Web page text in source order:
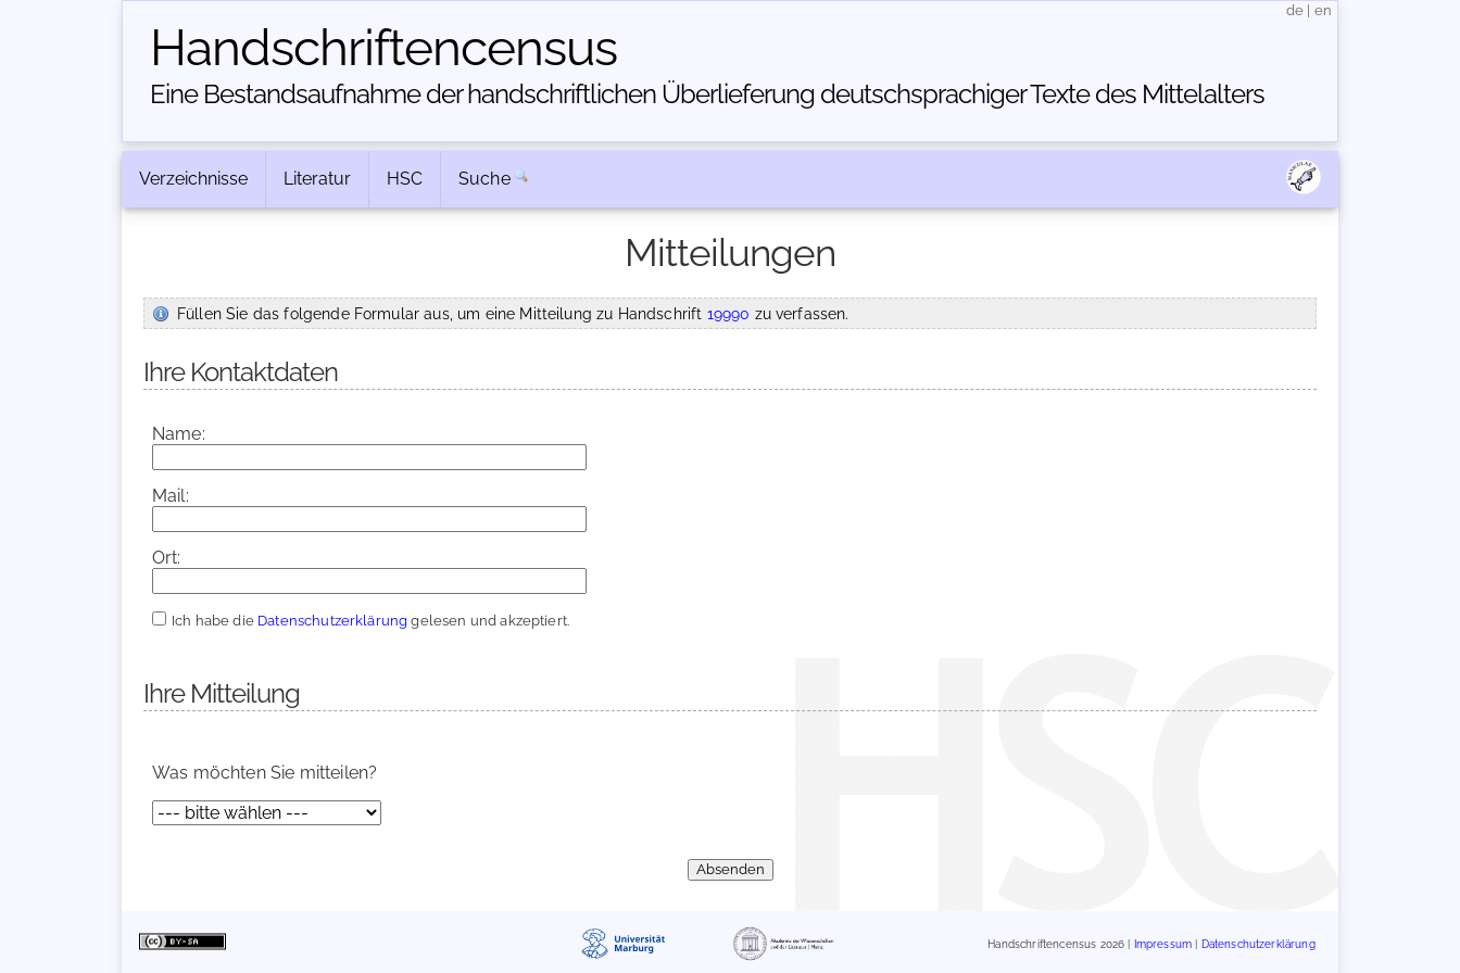
Handschriften­census
Eine Bestandsaufnahme der handschriftlichen Über­lieferung deutschsprachiger Texte des Mittelalters
de en
Verzeichnisse Literatur HSC Suche
Mitteilungen
Füllen Sie das folgende Formular aus, um eine Mitteilung zu Handschrift 19990 zu verfassen.
Ihre Kontaktdaten
Name:
Mail:
Ort:
Ich habe die Datenschutzerklärung gelesen und akzeptiert.
Ihre Mitteilung
Was möchten Sie mitteilen?
Handschriftencensus 2026 | Impressum Datenschutzerklärung